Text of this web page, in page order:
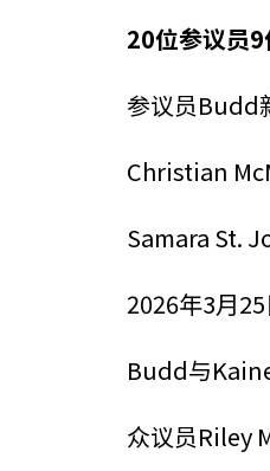
20位参议员
参议员Budd
Christian
Samara St.
2026年3月25
Budd与
众议员Riley